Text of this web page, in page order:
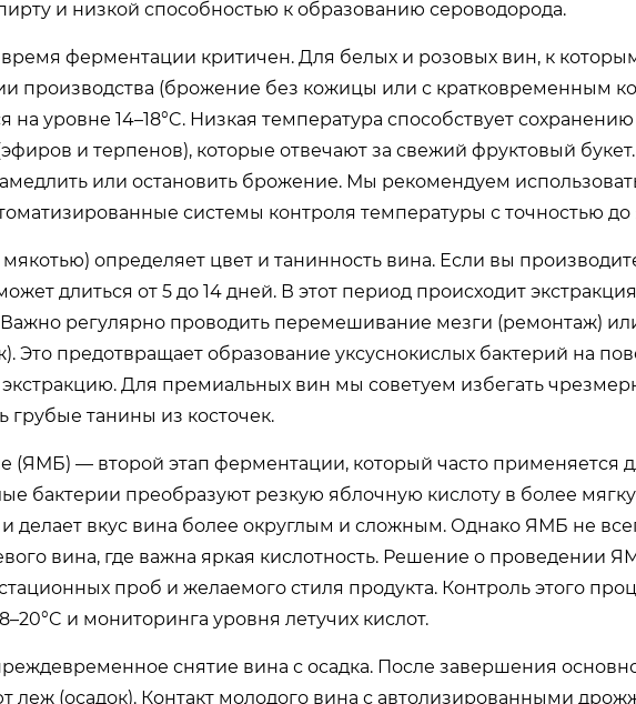
и низкой способностью к образованию сероводорода.
ферментации критичен. Для белых и розовых вин, к
производства (брожение без кожицы или с кратковременным
уровне 14–18°C. Низкая температура способствует сохранению
и терпенов), которые отвечают за свежий фруктовый
или остановить брожение. Мы рекомендуем
системы контроля температуры с точностью до
определяет цвет и танинность вина. Если вы
длиться от 5 до 14 дней. В этот период происходит
регулярно проводить перемешивание мезги (ремонтаж)
Это предотвращает образование уксуснокислых бактерий на
Для премиальных вин мы советуем избегать
грубые танины из косточек.
— второй этап ферментации, который часто применяется
бактерии преобразуют резкую яблочную кислоту в более
делает вкус вина более округлым и сложным. Однако ЯМБ не
вина, где важна яркая кислотность. Решение о проведении
проб и желаемого стиля продукта. Контроль этого
и мониторинга уровня летучих кислот.
снятие вина с осадка. После завершения
леж (осадок). Контакт молодого вина с автолизированными